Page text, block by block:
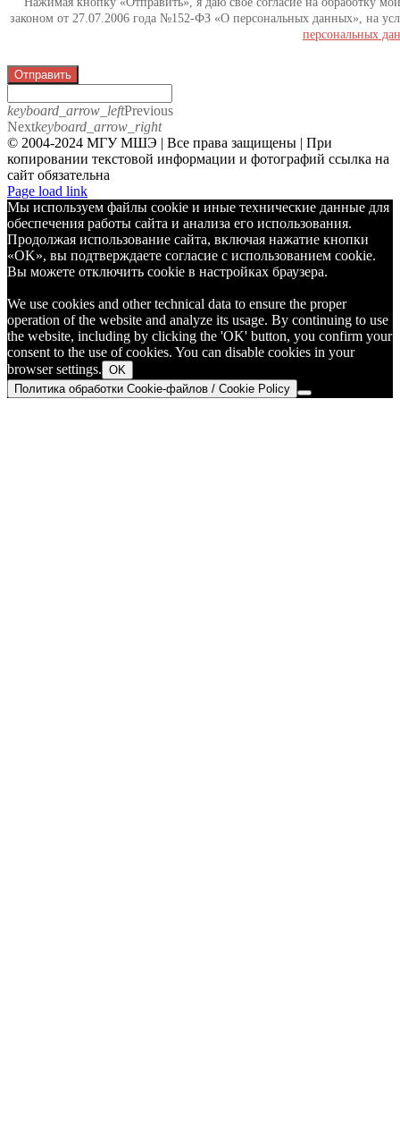
законом от 27.07.2006 года №152-ФЗ «О персональных данных», на
персональных
Отправить
keyboard_arrow_leftPrevious
Nextkeyboard_arrow_right
© 2004-2024 МГУ МШЭ | Все права защищены | При
копировании текстовой информации и фотографий ссылка на
сайт обязательна
Telegram
Page load link
Мы используем файлы cookie и иные технические данные для
обеспечения работы сайта и анализа его использования.
Продолжая использование сайта, включая нажатие кнопки
«OK», вы подтверждаете согласие с использованием cookie.
Вы можете отключить cookie в настройках браузера.
We use cookies and other technical data to ensure the proper
operation of the website and analyze its usage. By continuing to use
the website, including by clicking the 'OK' button, you confirm your
consent to the use of cookies. You can disable cookies in your
browser settings. OK
Политика обработки Cookie-файлов / Cookie Policy